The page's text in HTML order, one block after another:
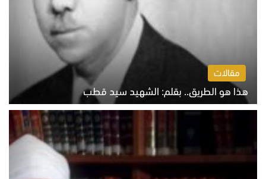
مقالات
هذا هو الطريق.. بقلم: الشهيد سيد قطب
الخميس 6 أغسطس 2026 10:52 ص